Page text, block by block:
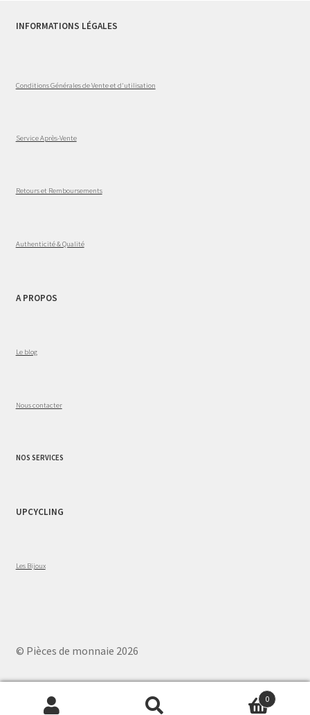
INFORMATIONS LÉGALES
Conditions Générales de Vente et d'utilisation
Service Après-Vente
Retours et Remboursements
Authenticité & Qualité
A PROPOS
Le blog
Nous contacter
NOS SERVICES
UPCYCLING
Les Bijoux
© Pièces de monnaie 2026
0